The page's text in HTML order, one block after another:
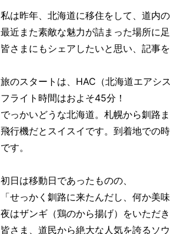
私は昨年、北海道に移住をして、道内
最近また素敵な魅力が詰まった場所に
皆さまにもシェアしたいと思い、記事を
旅のスタートは、HAC（北海道エアシ
フライト時間はおよそ45分！
でっかいどうな北海道。札幌から釧路
飛行機だとスイスイです。到着地での
です。
初日は移動日であったものの、
「せっかく釧路に来たんだし、何か美
夜はザンギ（鶏のから揚げ）をいただき
皆さま、道民から絶大な人気を誇るソ